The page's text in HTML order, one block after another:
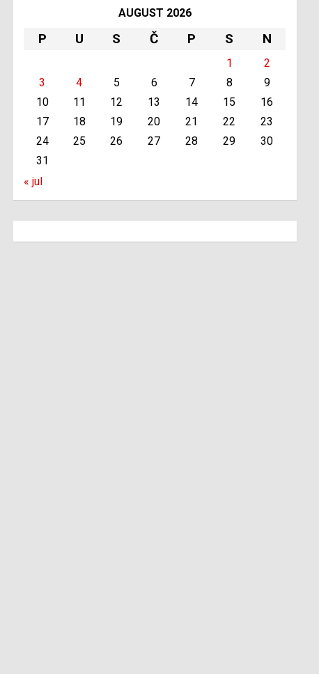
AUGUST 2026
P U S Č P S N
1
2
3
4 5 6 7 8
9
10
11 12 13 14 15
16
17
18 19 20 21 22
23
24
25 26 27 28 29
30
31
« jul